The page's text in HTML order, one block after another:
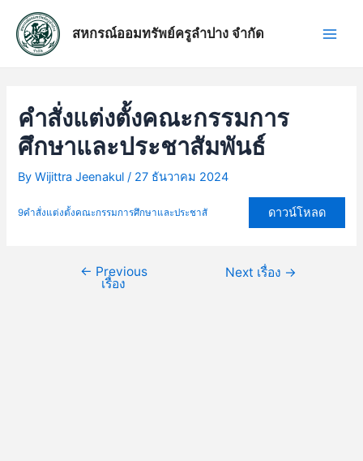
content
สหกรณ์ออมทรัพย์ครูลำปาง จำกัด
คำสั่งแต่งตั้งคณะกรรมการ
ศึกษาและประชาสัมพันธ์
ByWijittra Jeenakul/ 27 ธันวาคม 2024
9คำสั่งแต่งตั้งคณะกรรมการศึกษาและประชาสั ดาวน์โหลด
เรื่อง
← Previous
เรื่อง
Next เรื่อง →